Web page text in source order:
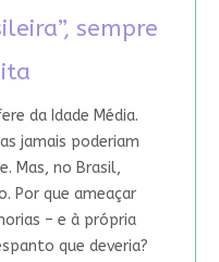
sempre
da Idade Média.
jamais poderiam
Mas, no Brasil,
Por que ameaçar
– e à própria
que deveria?